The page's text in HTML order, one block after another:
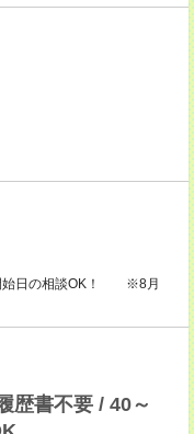
始日の相談OK！ ※8月
歴書不要 / 40～